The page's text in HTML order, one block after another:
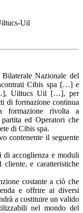
Uil
Nazionale del
Cibis spa […] e
Uiltucs Uil […], per
di formazione continua
formazione rivolta a
ed Operatori che
di Cibis spa.
contenente il seguente
di accoglienza e moduli
cliente, e caratteristiche
costante a ciò che
e offrire ai diversi
a costituire un valido
nel mondo del